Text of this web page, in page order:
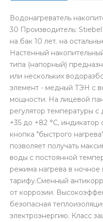
Водонагреватель
30 Производитель:
на бак 10 лет. на
Настенный
типа (напорный)
или нескольких
элемент - медный ТЭН с
мощности. На лицевой
регулятор температуры
+35 до +82 °С,
кнопка "быстрого
позволяет получать
воды с постоянной
режима нагрева в ночное
тарифу.Сменный
от коррозии.
безопасная
электроэнергию. Класс